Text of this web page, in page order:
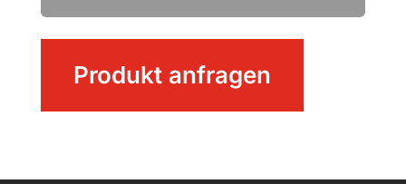
MengeProdukt anfragen